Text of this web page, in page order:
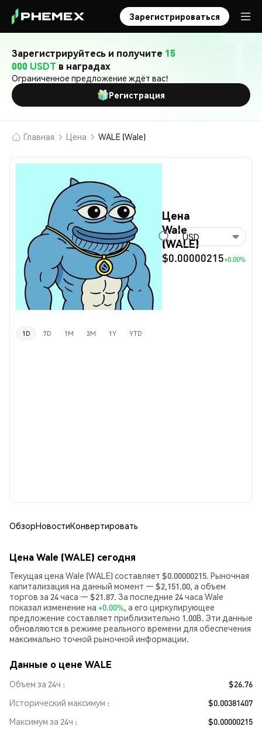
Зарегистрироваться
Зарегистрируйтесь и получите 15
000 USDT в наградах
Ограниченное предложение ждёт вас!
Регистрация
Главная Цена WALE (Wale)
Цена
Wale
(WALE)
$0.00000215+0.00%
USD
1D 7D 1M 3M 1Y YTD
ОбзорНовостиКонвертировать
Цена Wale (WALE) сегодня
Текущая цена Wale (WALE) составляет $0.00000215. Рыночная
капитализация на данный момент — $2,151.00, а объем
торгов за 24 часа — $21.87. За последние 24 часа Wale
показал изменение на +0.00%, а его циркулирующее
предложение составляет приблизительно 1.00B. Эти данные
обновляются в режиме реального времени для обеспечения
максимально точной рыночной информации.
Данные о цене WALE
Объем за 24ч
$26.76
Исторический максимум
$0.00381407
Максимум за 24ч
$0.00000215